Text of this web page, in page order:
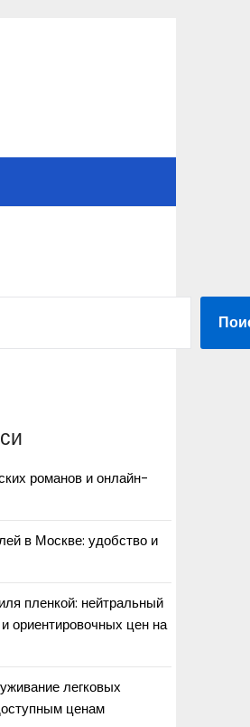
романов и онлайн-
в Москве: удобство и
пленкой: нейтральный
ориентировочных цен на
легковых
ценам